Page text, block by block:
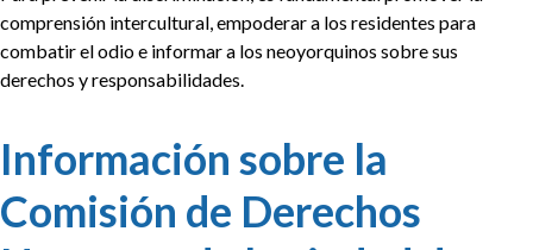
comprensión intercultural, empoderar a los residentes para
combatir el odio e informar a los neoyorquinos sobre sus
derechos y responsabilidades.
Información sobre la
Comisión de Derechos